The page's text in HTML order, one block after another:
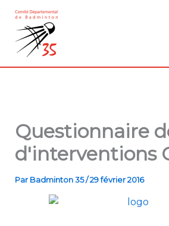
contenu
Questionnaire
d'interventions
Par Badminton 35/29 février 2016